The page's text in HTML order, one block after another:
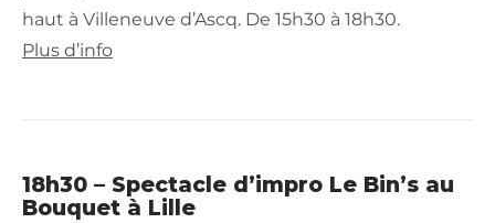
haut à Villeneuve d’Ascq. De 15h30 à 18h30.
Plus d’info
18h30 – Spectacle d’impro Le Bin’s au
Bouquet à Lille